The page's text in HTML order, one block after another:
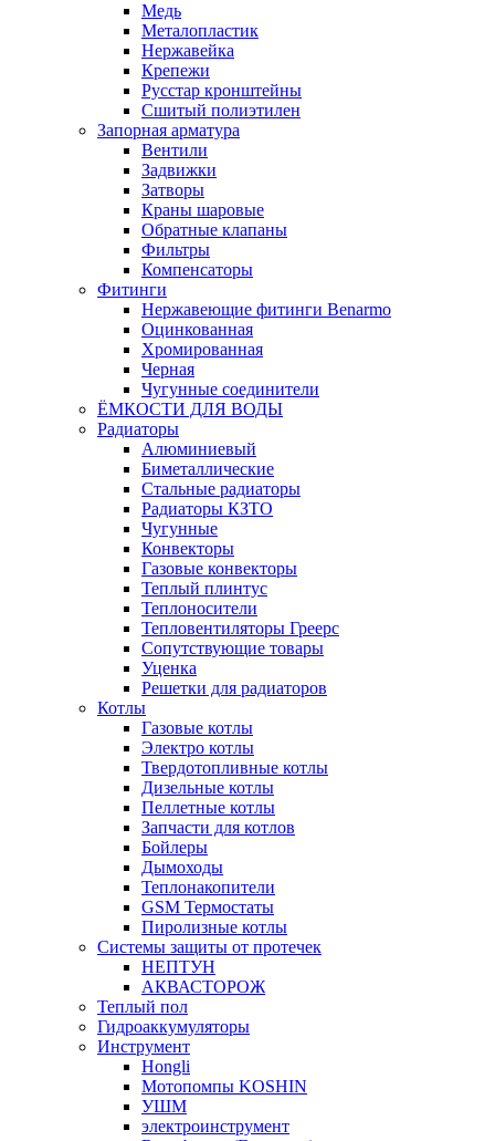
Медь
Металопластик
Нержавейка
Крепежи
Русстар кронштейны
Сшитый полиэтилен
Запорная арматура
Вентили
Задвижки
Затворы
Краны шаровые
Обратные клапаны
Фильтры
Компенсаторы
Фитинги
Нержавеющие фитинги Benarmo
Оцинкованная
Хромированная
Черная
Чугунные соединители
ЁМКОСТИ ДЛЯ ВОДЫ
Радиаторы
Алюминиевый
Биметаллические
Стальные радиаторы
Радиаторы КЗТО
Чугунные
Конвекторы
Газовые конвекторы
Теплый плинтус
Теплоносители
Тепловентиляторы Греерс
Сопутствующие товары
Уценка
Решетки для радиаторов
Котлы
Газовые котлы
Электро котлы
Твердотопливные котлы
Дизельные котлы
Пеллетные котлы
Запчасти для котлов
Бойлеры
Дымоходы
Теплонакопители
GSM Термостаты
Пиролизные котлы
Системы защиты от протечек
НЕПТУН
АКВАСТОРОЖ
Теплый пол
Гидроаккумуляторы
Инструмент
Hongli
Мотопомпы KOSHIN
УШМ
электроинструмент